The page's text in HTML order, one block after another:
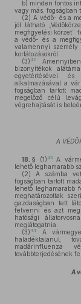
b) minden fontos
vagy más, fogságban
(2) A védő- és a
jól látható
megfigyelési körzet”
a védő- és a
valamennyi személy
korlátozásokról.
(3)42
bizonyítékok
egyetértésével
alkalmazásával a
fogságban tartott
megelőző célú
végrehajtását is
A
18. § (1)43A
lehető leghamarabb
(2) A számba
fogságban tartott
lehető leghamarabb
meghatározottak
gazdaságban tett
felvenni és azt
hatósági
meglátogatnia.
(3)44
A
haladéktalanul,
madárinfluenza
továbbterjedésének
A